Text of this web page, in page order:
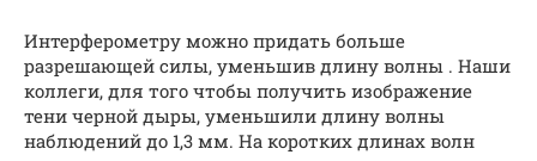
Интерферометру можно придать больше
разрешающей силы, уменьшив длину волны . Наши
коллеги, для того чтобы получить изображение
тени черной дыры, уменьшили длину волны
наблюдений до 1,3 мм. На коротких длинах волн